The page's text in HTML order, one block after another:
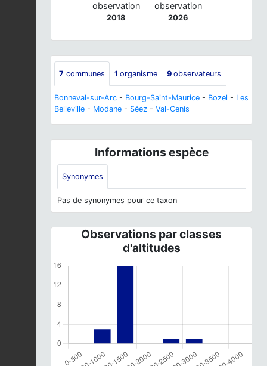
observation
2018
observation
2026
7 communes 1 organisme 9 observateurs
Bonneval-sur-Arc - Bourg-Saint-Maurice - Bozel - Les
Belleville - Modane - Séez - Val-Cenis
Informations espèce
Synonymes
Pas de synonymes pour ce taxon
Observations par classes
d'altitudes